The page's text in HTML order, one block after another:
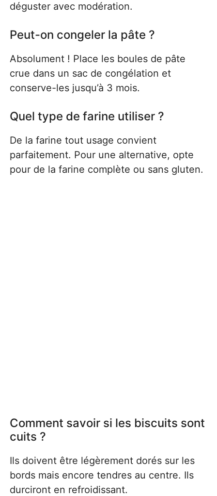
déguster avec modération.
Peut-on congeler la pâte ?
Absolument ! Place les boules de pâte
crue dans un sac de congélation et
conserve-les jusqu’à 3 mois.
Quel type de farine utiliser ?
De la farine tout usage convient
parfaitement. Pour une alternative, opte
pour de la farine complète ou sans gluten.
Comment savoir si les biscuits sont
cuits ?
Ils doivent être légèrement dorés sur les
bords mais encore tendres au centre. Ils
durciront en refroidissant.